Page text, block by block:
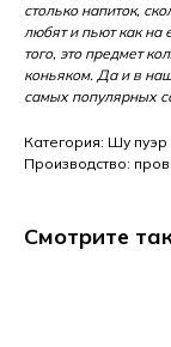
столько напиток,
любят и пьют как на
того, это предмет
коньяком. Да и в
самых популярных
Категория: Шу пуэр
Производство:
Смотрите